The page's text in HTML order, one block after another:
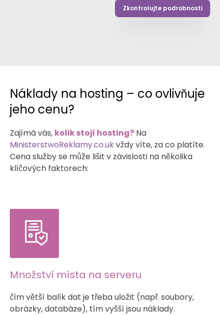
Zkontrolujte podrobnosti
Náklady na hosting – co ovlivňuje
jeho cenu?
Zajímá vás, kolik stojí hosting? Na
MinisterstwoReklamy.co.ukvždy víte, za co platíte.
Cena služby se může lišit v závislosti na několika
klíčových faktorech:
Množství místa na serveru
čím větší balík dat je třeba uložit (např. soubory,
obrázky, databáze), tím vyšší jsou náklady.